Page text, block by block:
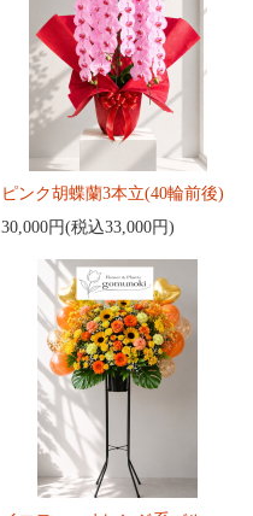
ピンク胡蝶蘭3本立(40輪前後)
30,000円(税込33,000円)